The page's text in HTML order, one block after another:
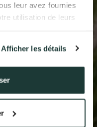
leur avez fournies
utilisation de leurs
Afficher les détails